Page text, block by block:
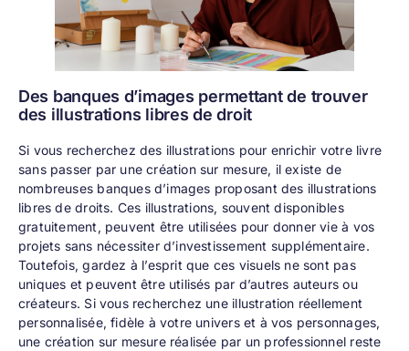
Des banques d’images permettant de trouver
des illustrations libres de droit
Si vous recherchez des illustrations pour enrichir votre livre
sans passer par une création sur mesure, il existe de
nombreuses banques d’images proposant des illustrations
libres de droits. Ces illustrations, souvent disponibles
gratuitement, peuvent être utilisées pour donner vie à vos
projets sans nécessiter d’investissement supplémentaire.
Toutefois, gardez à l’esprit que ces visuels ne sont pas
uniques et peuvent être utilisés par d’autres auteurs ou
créateurs. Si vous recherchez une illustration réellement
personnalisée, fidèle à votre univers et à vos personnages,
une création sur mesure réalisée par un professionnel reste